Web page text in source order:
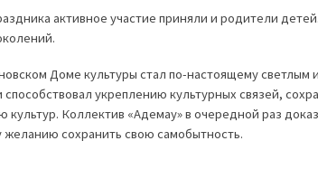
активное участие приняли и родители
Доме культуры стал по-настоящему
укреплению культурных связей,
Коллектив «Адемау» в очередной раз
сохранить свою самобытность.